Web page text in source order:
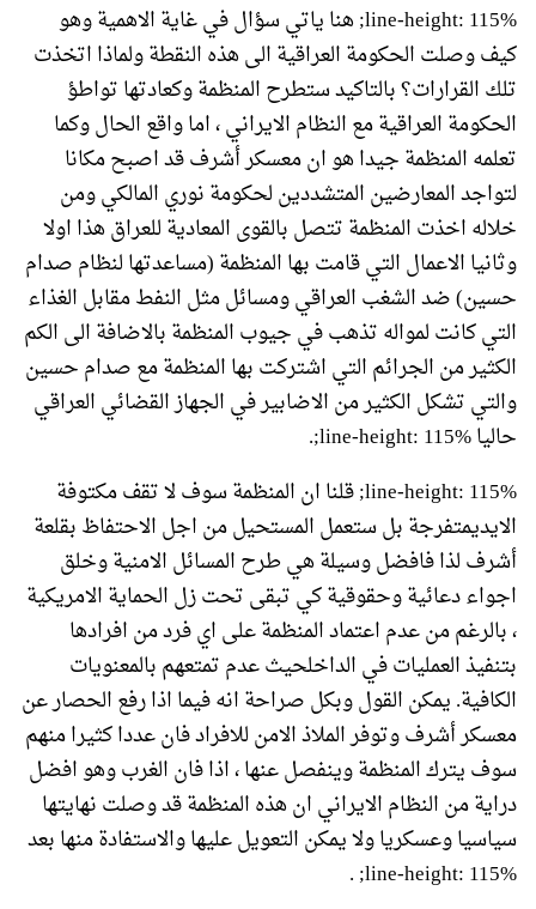
line-height: 115%; هنا ياتي سؤال في غاية الاهمية وهو
كيف وصلت الحكومة العراقية الى هذه النقطة ولماذا اتخذت
تلك القرارات؟ بالتاكيد ستطرح المنظمة وكعادتها تواطؤ
الحكومة العراقية مع النظام الايراني ، اما واقع الحال وكما
تعلمه المنظمة جيدا هو ان معسكر أشرف قد اصبح مكانا
لتواجد المعارضين المتشددين لحكومة نوري المالكي ومن
خلاله اخذت المنظمة تتصل بالقوى المعادية للعراق هذا اولا
وثانيا الاعمال التي قامت بها المنظمة (مساعدتها لنظام صدام
حسين) ضد الشغب العراقي ومسائل مثل النفط مقابل الغذاء
التي كانت لمواله تذهب في جيوب المنظمة بالاضافة الى الكم
الكثير من الجرائم التي اشتركت بها المنظمة مع صدام حسين
والتي تشكل الكثير من الاضابير في الجهاز القضائي العراقي
حاليا line-height: 115%;.
line-height: 115%; قلنا ان المنظمة سوف لا تقف مكتوفة
الايديمتفرجة بل ستعمل المستحيل من اجل الاحتفاظ بقلعة
أشرف لذا فافضل وسيلة هي طرح المسائل الامنية وخلق
اجواء دعائية وحقوقية كي تبقى تحت زل الحماية الامريكية
، بالرغم من عدم اعتماد المنظمة على اي فرد من افرادها
بتنفيذ العمليات في الداخلحيث عدم تمتعهم بالمعنويات
الكافية. يمكن القول وبكل صراحة انه فيما اذا رفع الحصار عن
معسكر أشرف وتوفر الملاذ الامن للافراد فان عددا كثيرا منهم
سوف يترك المنظمة وينفصل عنها ، اذا فان الغرب وهو افضل
دراية من النظام الايراني ان هذه المنظمة قد وصلت نهايتها
سياسيا وعسكريا ولا يمكن التعويل عليها والاستفادة منها بعد
line-height: 115%; .